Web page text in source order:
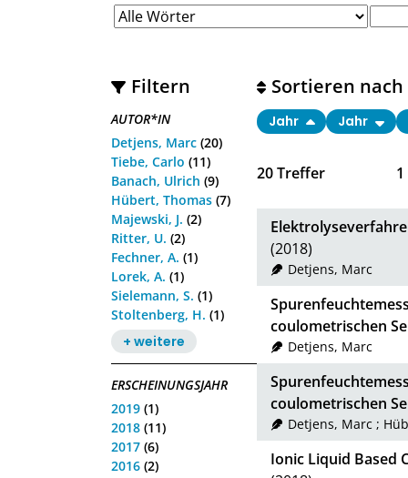
Filtern
AUTOR*IN
Detjens, Marc (20)
Tiebe, Carlo (11)
Banach, Ulrich (9)
Hübert, Thomas (7)
Majewski, J. (2)
Ritter, U. (2)
Fechner, A. (1)
Lorek, A. (1)
Sielemann, S. (1)
Stoltenberg, H. (1)
+ weitere
ERSCHEINUNGSJAHR
2019 (1)
2018 (11)
2017 (6)
2016 (2)
20Treffer 1
Sortieren nach
Jahr Jahr
(2018)
Detjens, Marc
coulometrischen
Detjens, Marc
coulometrischen
Detjens, Marc ;
Ionic Liquid Based